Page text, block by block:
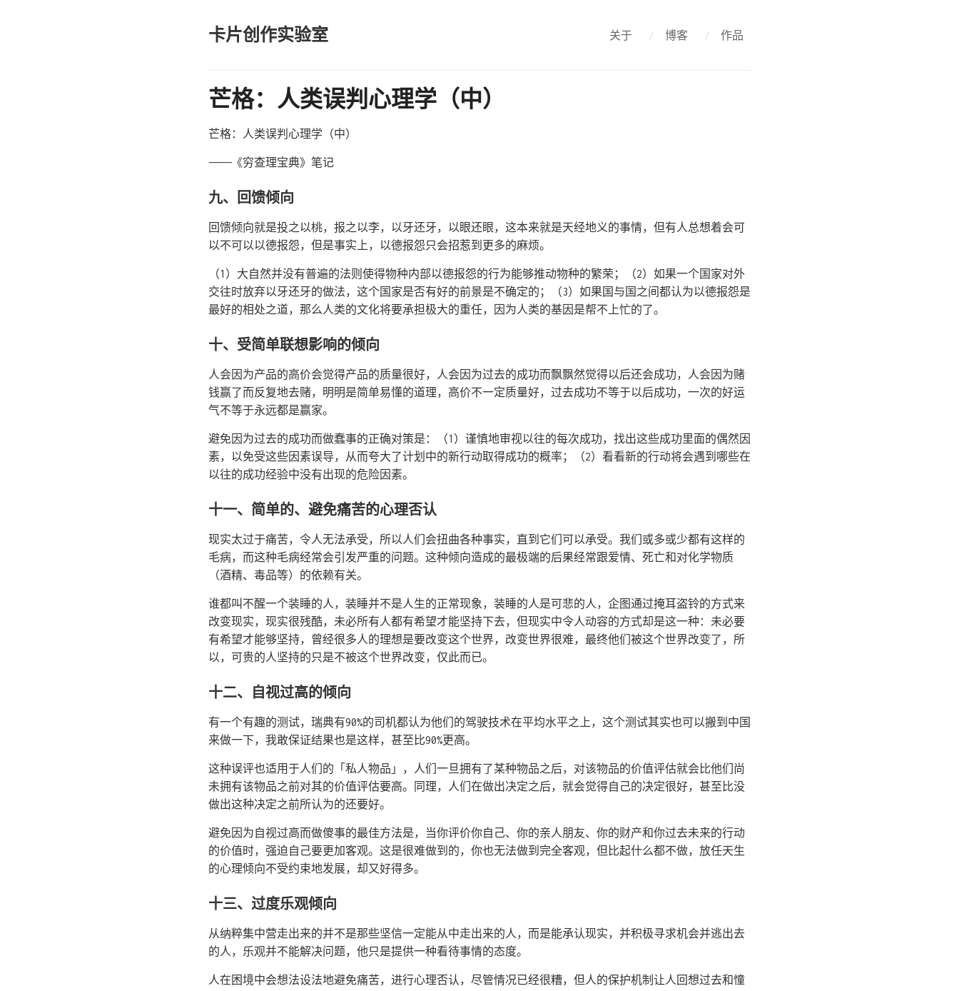
卡片创作实验室 关于 / 博客 / 作品
芒格：人类误判心理学（中）
芒格：人类误判心理学（中）
————《穷查理宝典》笔记
九、回馈倾向
回馈倾向就是投之以桃，报之以李，以牙还牙，以眼还眼，这本来就是天经地义的事情，但有人总想着会可
以不可以以德报怨，但是事实上，以德报怨只会招惹到更多的麻烦。
（1）大自然并没有普遍的法则使得物种内部以德报怨的行为能够推动物种的繁荣；（2）如果一个国家对外
交往时放弃以牙还牙的做法，这个国家是否有好的前景是不确定的；（3）如果国与国之间都认为以德报怨是
最好的相处之道，那么人类的文化将要承担极大的重任，因为人类的基因是帮不上忙的了。
十、受简单联想影响的倾向
人会因为产品的高价会觉得产品的质量很好，人会因为过去的成功而飘飘然觉得以后还会成功，人会因为赌
钱赢了而反复地去赌，明明是简单易懂的道理，高价不一定质量好，过去成功不等于以后成功，一次的好运
气不等于永远都是赢家。
避免因为过去的成功而做蠢事的正确对策是：（1）谨慎地审视以往的每次成功，找出这些成功里面的偶然因
素，以免受这些因素误导，从而夸大了计划中的新行动取得成功的概率；（2）看看新的行动将会遇到哪些在
以往的成功经验中没有出现的危险因素。
十一、简单的、避免痛苦的心理否认
现实太过于痛苦，令人无法承受，所以人们会扭曲各种事实，直到它们可以承受。我们或多或少都有这样的
毛病，而这种毛病经常会引发严重的问题。这种倾向造成的最极端的后果经常跟爱情、死亡和对化学物质
（酒精、毒品等）的依赖有关。
谁都叫不醒一个装睡的人，装睡并不是人生的正常现象，装睡的人是可悲的人，企图通过掩耳盗铃的方式来
改变现实，现实很残酷，未必所有人都有希望才能坚持下去，但现实中令人动容的方式却是这一种：未必要
有希望才能够坚持，曾经很多人的理想是要改变这个世界，改变世界很难，最终他们被这个世界改变了，所
以，可贵的人坚持的只是不被这个世界改变，仅此而已。
十二、自视过高的倾向
有一个有趣的测试，瑞典有90%的司机都认为他们的驾驶技术在平均水平之上，这个测试其实也可以搬到中国
来做一下，我敢保证结果也是这样，甚至比90%更高。
这种误评也适用于人们的「私人物品」，人们一旦拥有了某种物品之后，对该物品的价值评估就会比他们尚
未拥有该物品之前对其的价值评估要高。同理，人们在做出决定之后，就会觉得自己的决定很好，甚至比没
做出这种决定之前所认为的还要好。
避免因为自视过高而做傻事的最佳方法是，当你评价你自己、你的亲人朋友、你的财产和你过去未来的行动
的价值时，强迫自己要更加客观。这是很难做到的，你也无法做到完全客观，但比起什么都不做，放任天生
的心理倾向不受约束地发展，却又好得多。
十三、过度乐观倾向
从纳粹集中营走出来的并不是那些坚信一定能从中走出来的人，而是能承认现实，并积极寻求机会并逃出去
的人，乐观并不能解决问题，他只是提供一种看待事情的态度。
人在困境中会想法设法地避免痛苦，进行心理否认，尽管情况已经很糟，但人的保护机制让人回想过去和憧